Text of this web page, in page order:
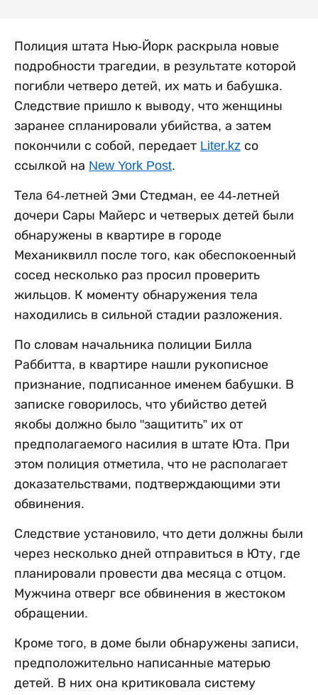
Полиция штата Нью-Йорк раскрыла новые
подробности трагедии, в результате которой
погибли четверо детей, их мать и бабушка.
Следствие пришло к выводу, что женщины
заранее спланировали убийства, а затем
покончили с собой, передает Liter.kz со
ссылкой на New York Post.
Тела 64-летней Эми Стедман, ее 44-летней
дочери Сары Майерс и четверых детей были
обнаружены в квартире в городе
Механиквилл после того, как обеспокоенный
сосед несколько раз просил проверить
жильцов. К моменту обнаружения тела
находились в сильной стадии разложения.
По словам начальника полиции Билла
Раббитта, в квартире нашли рукописное
признание, подписанное именем бабушки. В
записке говорилось, что убийство детей
якобы должно было "защитить” их от
предполагаемого насилия в штате Юта. При
этом полиция отметила, что не располагает
доказательствами, подтверждающими эти
обвинения.
Следствие установило, что дети должны были
через несколько дней отправиться в Юту, где
планировали провести два месяца с отцом.
Мужчина отверг все обвинения в жестоком
обращении.
Кроме того, в доме были обнаружены записи,
предположительно написанные матерью
детей. В них она критиковала систему